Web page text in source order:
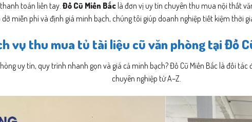
toán liền tay. Đồ Cũ Miền Bắc là đơn vị uy tín chuyên thu mua nội thất
miễn phí và định giá minh bạch, chúng tôi giúp doanh nghiệp tiết kiệm thời
vụ thu mua tủ tài liệu cũ văn phòng tại Đồ
uy tín, quy trình nhanh gọn và giá cả minh bạch? Đồ Cũ Miền Bắc là đối
chuyên nghiệp từ A–Z.